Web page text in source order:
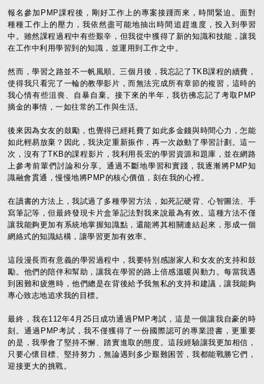
報名參加PMP課程後，剛好工作上的專案接踵而來，時間緊迫。面對
種種工作上的壓力，我依然盡可能地抽出時間追趕進度，投入到學習
中。雖然課程過程中有些艱辛，但我從中獲得了新的知識和技能，讓我
在工作中利用學習到的知識，並運用到工作之中。
然而，學習之路並不一帆風順。三個月後，我忘記了TKB課程的續費，
使得我只看完了一輪的教學影片，而無法完成所有章節的複習，這時的
我心情有些沮喪、自暴自棄。接下來的半年，我彷彿忘記了考取PMP
摘金的事情，一如往常的工作與生活。
後來因為女友的鼓勵，也覺得已經耗費了如此多金錢與時間心力，怎能
如此輕易放棄？因此，我決定重新振作，再一次啟動了學習計劃。這一
次，沒有了TKB的課程影片，我利用長宏的學習資源和題庫，並在網路
上參考前輩們討論和分享。通過不斷地學習和實踐，我逐漸將PMP知
識融會貫通，慢慢地將PMP的核心價值，刻在我的心裡。
在讀書的方法上，我試過了多種學習方法，如死記硬背、心智圖法、手
寫筆記等，但最終發現卡片盒筆記法對我來說最為有效。這種方法不僅
讓我能夠更加有系統地掌握知識點，還能將其相關連結起來，形成一個
網絡式的知識結構，讓學習更加有效率。
這段漫長而有意義的學習過程中，我要特別感謝家人和女友的支持和鼓
勵。他們的陪伴和幫助，讓我在學習的路上倍感溫暖與動力。每當我遇
到困難和疲憊時，他們總是在背後給予我無私的支持和建議，讓我能夠
專心致志地追求我的目標。
最終，我在112年4月25日成功通過PMP考試，這是一個讓我自豪的時
刻。通過PMP考試，我不僅獲得了一份國際認可的專業證書，更重要
的是，我學會了堅持不懈、踏實進取的態度。這段經驗讓我更加相信，
只要心懷目標、堅持努力，無論遇到多少艱難困苦，我都能戰勝它們，
迎接更大的挑戰。